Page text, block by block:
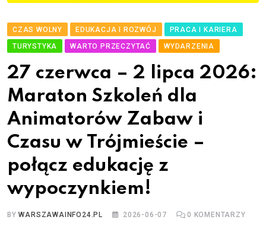
CZAS WOLNY EDUKACJA I ROZWÓJ
PRACA I KARIERA
TURYSTYKA
WARTO PRZECZYTAĆ WYDARZENIA
27 czerwca – 2 lipca 2026:
Maraton Szkoleń dla
Animatorów Zabaw i
Czasu w Trójmieście –
połącz edukację z
wypoczynkiem!
BYWARSZAWAINFO24.PL 2026-06-07 0 KOMENTARZY